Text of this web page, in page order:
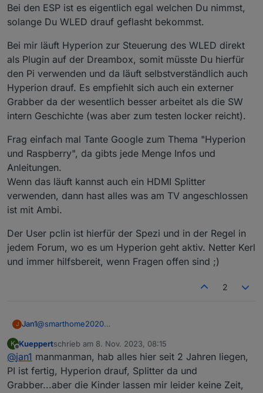
Bei den ESP ist es eigentlich egal welchen Du nimmst,
solange Du WLED drauf geflasht bekommst.
Bei mir läuft Hyperion zur Steuerung des WLED direkt
als Plugin auf der Dreambox, somit müsste Du hierfür
den Pi verwenden und da läuft selbstverständlich auch
Hyperion drauf. Es empfiehlt sich auch ein externer
Grabber da der wesentlich besser arbeitet als die SW
intern Geschichte (was aber zum testen locker reicht).
Frag einfach mal Tante Google zum Thema "Hyperion
und Raspberry", da gibts jede Menge Infos und
Anleitungen.
Wenn das läuft kannst auch ein HDMI Splitter
verwenden, dann hast alles was am TV angeschlossen
ist mit Ambi.
Der User pclin ist hierfür der Spezi und in der Regel in
jedem Forum, wo es um Hyperion geht aktiv. Netter Kerl
und immer hilfsbereit, wenn Fragen offen sind ;)
2
J Jan1@smarthome2020
RGBW neutral, sonst hast ein schönen Blaustich ohne
echtes weiß. Je nach größe des TV, ist Dein Netzteil
genau richtig. Es gibt die Bänder auch mit 60 LED/m, was
fürs Ambi fast zuviel ist und bei nem TV, größer 56Zoll
dann auch die 20A wirklich braucht ;)
Bei mir läuft Hyperion zur Steuerung des WLED direkt als
Plugin auf der Dreambox, somit müsste Du hierfür den Pi
verwenden und da läuft selbstverständlich auch Hyperion
drauf. Es empfiehlt sich auch ein externer Grabber da der
wesentlich besser arbeitet als die SW intern Geschichte
Frag einfach mal Tante Google zum Thema "Hyperion und
Raspberry", da gibts jede Menge Infos und Anleitungen.
Wenn das läuft kannst auch ein HDMI Splitter verwenden,
K
Offline
Kueppertschrieb am 8. Nov. 2023, 08:15
zuletzt editiert von
@jan1 manmanman, hab alles hier seit 2 Jahren liegen,
PI ist fertig, Hyperion drauf, Splitter da und
Grabber...aber die Kinder lassen mir leider keine Zeit,